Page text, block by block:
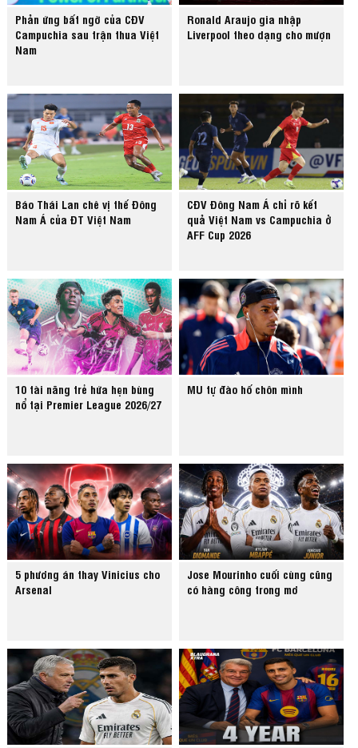
Phản ứng bất ngờ của CĐV
Campuchia sau trận thua Việt
Nam
Ronald Araujo gia nhập
Liverpool theo dạng cho mượn
Báo Thái Lan chê vị thế Đông
Nam Á của ĐT Việt Nam
CĐV Đông Nam Á chỉ rõ kết
quả Việt Nam vs Campuchia ở
AFF Cup 2026
10 tài năng trẻ hứa hẹn bùng
nổ tại Premier League 2026/27
MU tự đào hố chôn mình
5 phương án thay Vinicius cho
Arsenal
Jose Mourinho cuối cùng cũng
có hàng công trong mơ